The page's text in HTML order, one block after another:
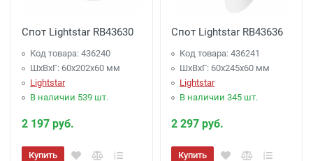
Спот Lightstar RB43630
Код товара: 436240
ШхВхГ: 60x202x60 мм
Lightstar
В наличии 539 шт.
2 197 руб.
Купить
Спот Lightstar RB43636
Код товара: 436241
ШхВхГ: 60x245x60 мм
Lightstar
В наличии 345 шт.
2 297 руб.
Купить